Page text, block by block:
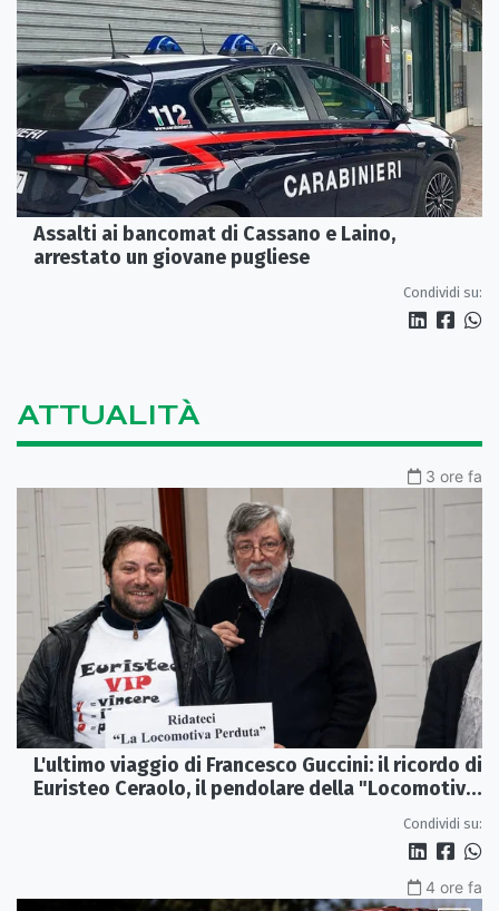
Assalti ai bancomat di Cassano e Laino,
arrestato un giovane pugliese
Condividi su:
ATTUALITÀ
3 ore fa
L'ultimo viaggio di Francesco Guccini: il ricordo di
Euristeo Ceraolo, il pendolare della "Locomotiva
Condividi su:
4 ore fa